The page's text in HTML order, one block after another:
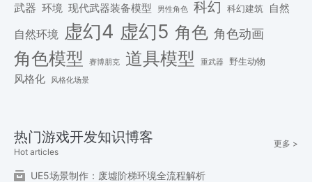
武器 环境 现代武器装备模型 男性角色 科幻 科幻建筑 自然
自然环境 虚幻4 虚幻5 角色 角色动画
角色模型 赛博朋克 道具模型 重武器 野生动物
风格化 风格化场景
热门游戏开发知识博客
Hot articles
更多 >
UE5场景制作：废墟阶梯环境全流程解析